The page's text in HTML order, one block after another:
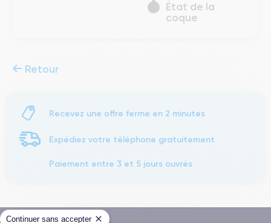
Continuer sans accepter
État de la
coque
Retour
Recevez une offre ferme en 2 minutes
Expédiez votre téléphone gratuitement
Paiement entre 3 et 5 jours ouvrés